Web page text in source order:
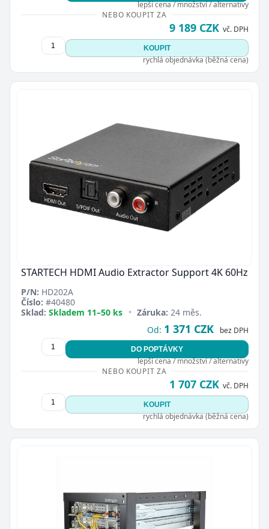
lepší cena / množství / alternativy
NEBO KOUPIT ZA
9 189 CZK vč. DPH
KOUPIT
rychlá objednávka (běžná cena)
STARTECH HDMI Audio Extractor Support 4K 60Hz
P/N: HD202A
Číslo: #40480
Sklad: Skladem 11–50 ks • Záruka: 24 měs.
Od: 1 371 CZK bez DPH
DO POPTÁVKY
lepší cena / množství / alternativy
NEBO KOUPIT ZA
1 707 CZK vč. DPH
KOUPIT
rychlá objednávka (běžná cena)